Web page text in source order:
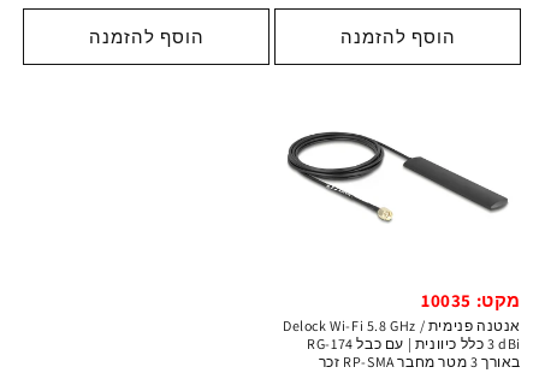
רגיל
הוסף להזמנה
רגיל
הוסף להזמנה
מקט: 10035
אנטנה פנימית Delock Wi-Fi 5.8 GHz /
3 dBi כלל כיוונית | עם כבל RG-174
באורך 3 מטר מחבר RP-SMA זכר